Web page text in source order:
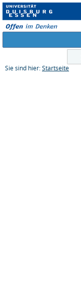
Sie sind hier: Startseite